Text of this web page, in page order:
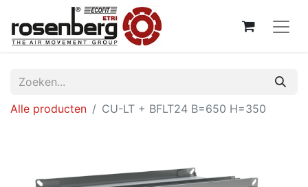
Alle producten CU-LT + BFLT24 B=650 H=350